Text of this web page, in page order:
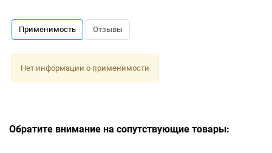
Применимость Отзывы
Нет информации о применимости
Обратите внимание на сопутствующие товары: